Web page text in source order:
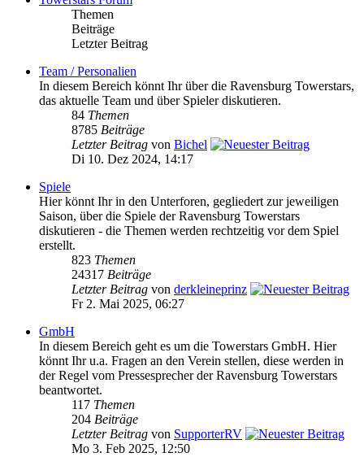
Themen
Beiträge
Letzter Beitrag
Team / Personalien
In diesem Bereich könnt Ihr über die Ravensburg Towerstars,
das aktuelle Team und über Spieler diskutieren.
84 Themen
8785 Beiträge
Letzter Beitrag von Bichel
Di 10. Dez 2024, 14:17
Spiele
Hier könnt Ihr in den Unterforen, gegliedert zur jeweiligen
Saison, über die Spiele der Ravensburg Towerstars
diskutieren - die Themen werden rechtzeitig vor dem Spiel
erstellt.
823 Themen
24317 Beiträge
Letzter Beitrag von derkleineprinz
Fr 2. Mai 2025, 06:27
GmbH
In diesem Bereich geht es um die Towerstars GmbH. Hier
könnt Ihr u.a. Fragen an den Verein stellen, diese werden in
der Regel vom Pressesprecher der Ravensburg Towerstars
beantwortet.
117 Themen
204 Beiträge
Letzter Beitrag von SupporterRV
Mo 3. Feb 2025, 12:50